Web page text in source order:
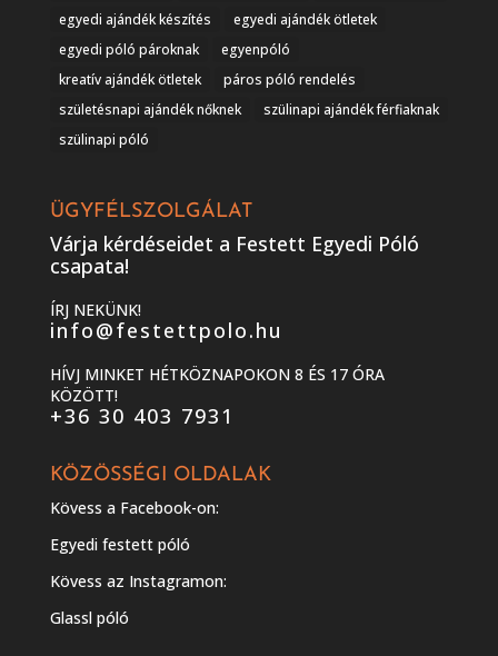
egyedi ajándék készítés
egyedi ajándék ötletek
egyedi póló pároknak
egyenpóló
kreatív ajándék ötletek
páros póló rendelés
születésnapi ajándék nőknek
szülinapi ajándék férfiaknak
szülinapi póló
ÜGYFÉLSZOLGÁLAT
Várja kérdéseidet a Festett Egyedi Póló
csapata!
ÍRJ NEKÜNK!
info@festettpolo.hu
HÍVJ MINKET HÉTKÖZNAPOKON 8 ÉS 17 ÓRA
KÖZÖTT!
+36 30 403 7931
KÖZÖSSÉGI OLDALAK
Kövess a Facebook-on:
Egyedi festett póló
Kövess az Instagramon:
Glassl póló